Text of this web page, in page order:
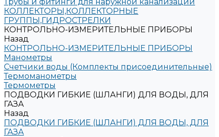
КОЛЛЕКТОРЫ,КОЛЛЕКТОРНЫЕ
ГРУППЫ,ГИДРОСТРЕЛКИ
КОНТРОЛЬНО-ИЗМЕРИТЕЛЬНЫЕ ПРИБОРЫ
Назад
КОНТРОЛЬНО-ИЗМЕРИТЕЛЬНЫЕ ПРИБОРЫ
Манометры
Счетчики воды (Комплекты присоединительные)
Термоманометры
Термометры
ПОДВОДКИ ГИБКИЕ (ШЛАНГИ) ДЛЯ ВОДЫ, ДЛЯ
ГАЗА
Назад
ПОДВОДКИ ГИБКИЕ (ШЛАНГИ) ДЛЯ ВОДЫ, ДЛЯ
ГАЗА